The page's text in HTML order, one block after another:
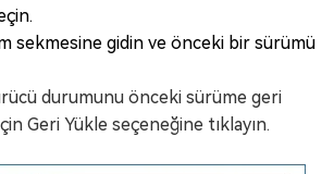
sekmesine gidin ve önceki bir sürümü
durumunu önceki sürüme geri
Geri Yükle seçeneğine tıklayın.